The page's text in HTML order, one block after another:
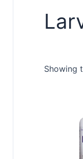
Showing